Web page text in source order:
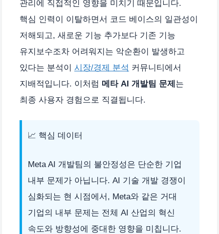
관리에 직접적인 영향을 미치기 때문입니다.
핵심 인력이 이탈하면서 코드 베이스의 일관성이
저해되고, 새로운 기능 추가보다 기존 기능
유지보수조차 어려워지는 악순환이 발생하고
있다는 분석이 시장/경제 분석 커뮤니티에서
지배적입니다. 이처럼 메타 AI 개발팀 문제 는
최종 사용자 경험으로 직결됩니다.
📈 핵심 데이터
Meta AI 개발팀의 불안정성은 단순한 기업
내부 문제가 아닙니다. AI 기술 개발 경쟁이
심화되는 현 시점에서, Meta와 같은 거대
기업의 내부 문제는 전체 AI 산업의 혁신
속도와 방향성에 중대한 영향을 미칩니다.